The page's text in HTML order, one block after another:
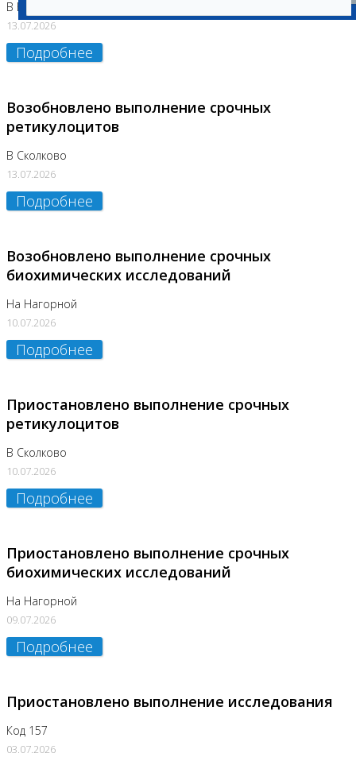
В Бутово
13.07.2026
Подробнее
Возобновлено выполнение срочных
ретикулоцитов
В Сколково
13.07.2026
Подробнее
Возобновлено выполнение срочных
биохимических исследований
На Нагорной
10.07.2026
Подробнее
Приостановлено выполнение срочных
ретикулоцитов
В Сколково
10.07.2026
Подробнее
Приостановлено выполнение срочных
биохимических исследований
На Нагорной
09.07.2026
Подробнее
Приостановлено выполнение исследования
Код 157
03.07.2026